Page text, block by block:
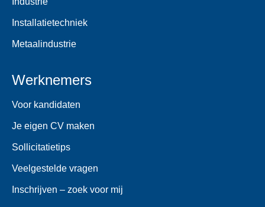
Installatietechniek
Metaalindustrie
Werknemers
Voor kandidaten
Je eigen CV maken
Sollicitatietips
Veelgestelde vragen
Inschrijven – zoek voor mij